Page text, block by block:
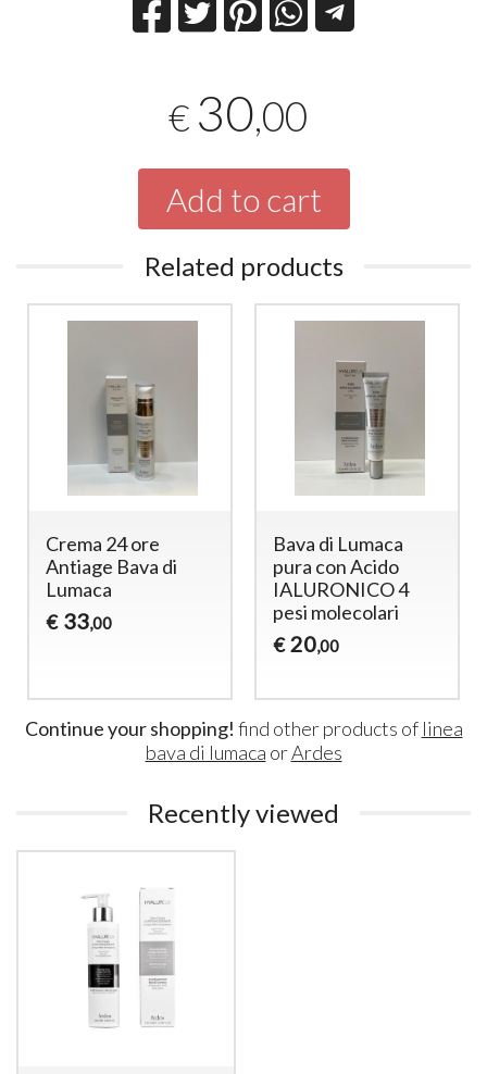
€ 30,00
Add to cart
Related products
Crema 24 ore
Antiage Bava di
Lumaca
€ 33,00
Bava di Lumaca
pura con Acido
IALURONICO 4
pesi molecolari
€ 20,00
Continue your shopping! find other products of linea
bava di lumaca orArdes
Recently viewed